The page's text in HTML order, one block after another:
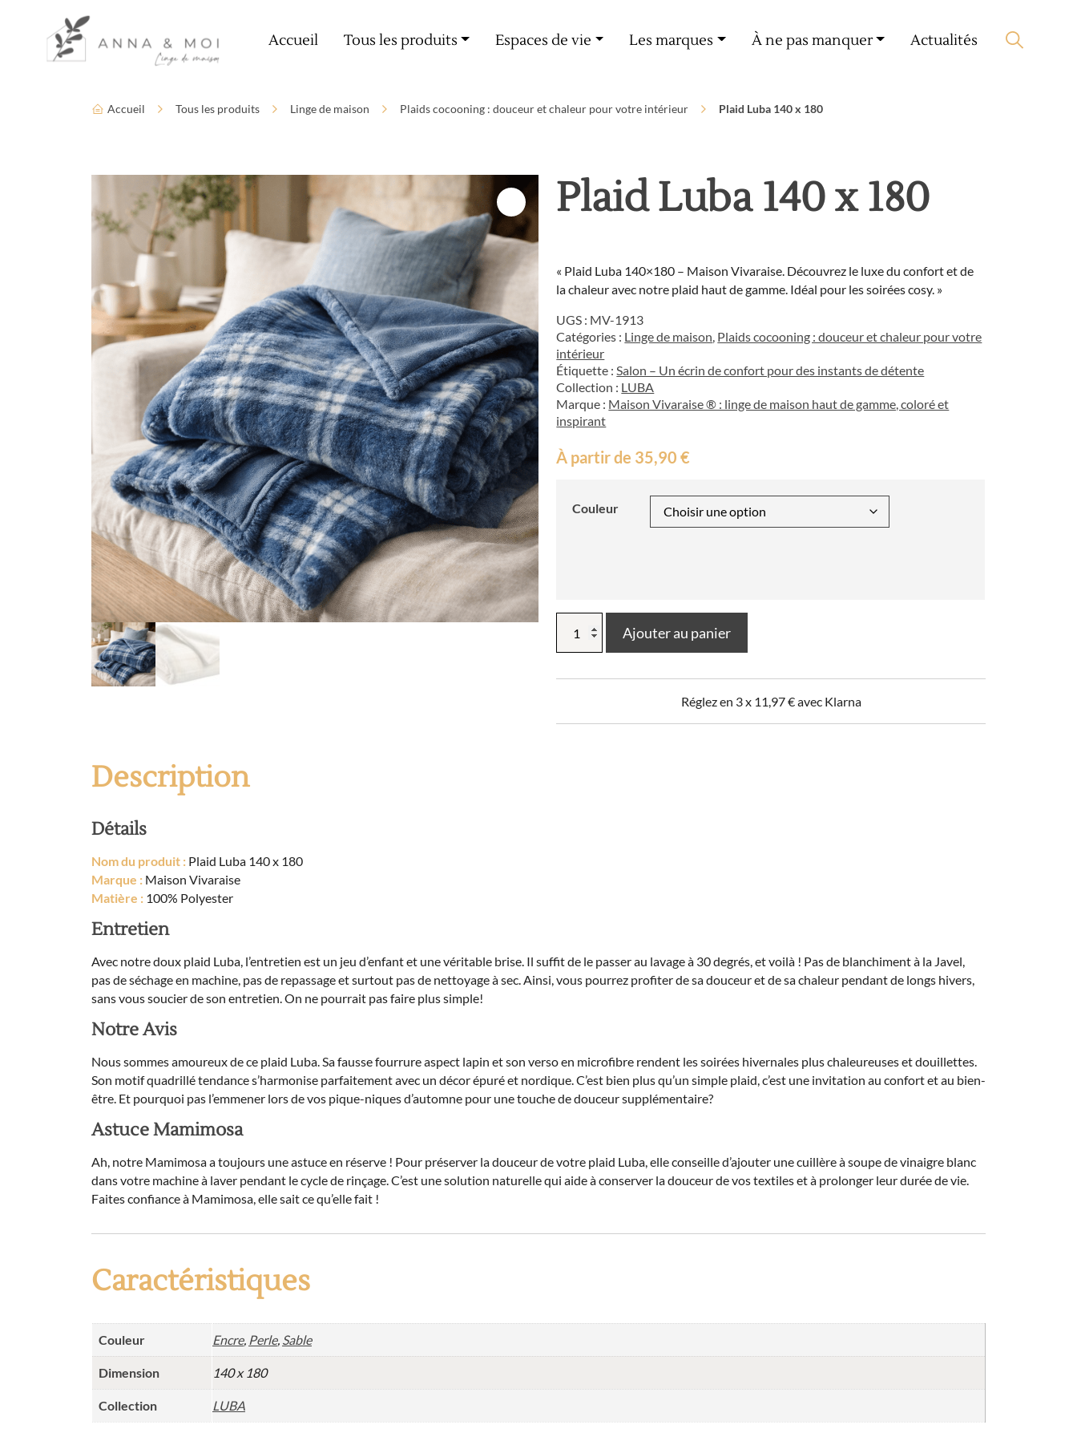
Paramètres d’accessibilité
Accueil Tous les produits Espaces de vie Les marques À ne pas manquer Actualités
Accueil Tous les produits Linge de maison Plaids cocooning : douceur et chaleur pour votre intérieur Plaid Luba 140 x 180
Plaid Luba 140 x 180
« Plaid Luba 140×180 – Maison Vivaraise. Découvrez le luxe du confort et de
la chaleur avec notre plaid haut de gamme. Idéal pour les soirées cosy. »
UGS : MV-1913
Catégories : Linge de maison, Plaids cocooning : douceur et chaleur pour votre
intérieur
Étiquette :Salon – Un écrin de confort pour des instants de détente
Collection : LUBA
Marque : Maison Vivaraise ® : linge de maison haut de gamme, coloré et
inspirant
À partir de 35,90€
Couleur
Plaid
180
Ajouter au panier
Réglez en 3 x 11,97€avec Klarna
Description
Détails
Nom du produit : Plaid Luba 140 x 180
Marque : Maison Vivaraise
Matière : 100% Polyester
Entretien
Avec notre doux plaid Luba, l’entretien est un jeu d’enfant et une véritable brise. Il suffit de le passer au lavage à 30 degrés, et voilà ! Pas de blanchiment à la Javel,
pas de séchage en machine, pas de repassage et surtout pas de nettoyage à sec. Ainsi, vous pourrez profiter de sa douceur et de sa chaleur pendant de longs hivers,
sans vous soucier de son entretien. On ne pourrait pas faire plus simple!
Notre Avis
Nous sommes amoureux de ce plaid Luba. Sa fausse fourrure aspect lapin et son verso en microfibre rendent les soirées hivernales plus chaleureuses et douillettes.
Son motif quadrillé tendance s’harmonise parfaitement avec un décor épuré et nordique. C’est bien plus qu’un simple plaid, c’est une invitation au confort et au bien-
être. Et pourquoi pas l’emmener lors de vos pique-niques d’automne pour une touche de douceur supplémentaire?
Astuce Mamimosa
Ah, notre Mamimosa a toujours une astuce en réserve ! Pour préserver la douceur de votre plaid Luba, elle conseille d’ajouter une cuillère à soupe de vinaigre blanc
dans votre machine à laver pendant le cycle de rinçage. C’est une solution naturelle qui aide à conserver la douceur de vos textiles et à prolonger leur durée de vie.
Faites confiance à Mamimosa, elle sait ce qu’elle fait !
Caractéristiques
Couleur Encre, Perle, Sable
Dimension 140 x 180
Collection LUBA